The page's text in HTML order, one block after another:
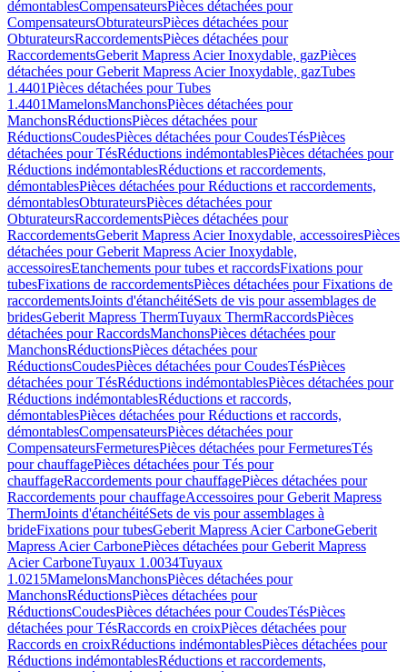
démontablesCompensateursPièces détachées pour
CompensateursObturateursPièces détachées pour
ObturateursRaccordementsPièces détachées pour
RaccordementsGeberit Mapress Acier Inoxydable, gazPièces
détachées pour Geberit Mapress Acier Inoxydable, gazTubes
1.4401Pièces détachées pour Tubes
1.4401MamelonsManchonsPièces détachées pour
ManchonsRéductionsPièces détachées pour
RéductionsCoudesPièces détachées pour CoudesTésPièces
détachées pour TésRéductions indémontablesPièces détachées pour
Réductions indémontablesRéductions et raccordements,
démontablesPièces détachées pour Réductions et raccordements,
démontablesObturateursPièces détachées pour
ObturateursRaccordementsPièces détachées pour
RaccordementsGeberit Mapress Acier Inoxydable, accessoiresPièces
détachées pour Geberit Mapress Acier Inoxydable,
accessoiresEtanchements pour tubes et raccordsFixations pour
tubesFixations de raccordementsPièces détachées pour Fixations de
raccordementsJoints d'étanchéitéSets de vis pour assemblages de
bridesGeberit Mapress ThermTuyaux ThermRaccordsPièces
détachées pour RaccordsManchonsPièces détachées pour
ManchonsRéductionsPièces détachées pour
RéductionsCoudesPièces détachées pour CoudesTésPièces
détachées pour TésRéductions indémontablesPièces détachées pour
Réductions indémontablesRéductions et raccords,
démontablesPièces détachées pour Réductions et raccords,
démontablesCompensateursPièces détachées pour
CompensateursFermeturesPièces détachées pour FermeturesTés
pour chauffagePièces détachées pour Tés pour
chauffageRaccordements pour chauffagePièces détachées pour
Raccordements pour chauffageAccessoires pour Geberit Mapress
ThermJoints d'étanchéitéSets de vis pour assemblages à
brideFixations pour tubesGeberit Mapress Acier CarboneGeberit
Mapress Acier CarbonePièces détachées pour Geberit Mapress
Acier CarboneTuyaux 1.0034Tuyaux
1.0215MamelonsManchonsPièces détachées pour
ManchonsRéductionsPièces détachées pour
RéductionsCoudesPièces détachées pour CoudesTésPièces
détachées pour TésRaccords en croixPièces détachées pour
Raccords en croixRéductions indémontablesPièces détachées pour
Réductions indémontablesRéductions et raccordements,